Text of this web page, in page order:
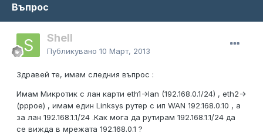
Въпрос
Shell
Публикувано 10 Март, 2013
Здравей те, имам следния въпрос :
Имам Микротик с лан карти eth1->lan (192.168.0.1/24) , eth2->
(pppoe) , имам един Linksys рутер с ип WAN 192.168.0.10 , a
за лан 192.168.1.1/24 .Как мога да рутирам 192.168.1.1/24 да
се вижда в мрежата 192.168.0.1 ?